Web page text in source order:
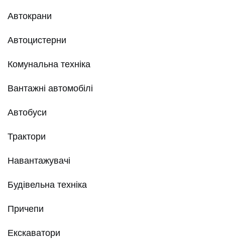
Автокрани
Автоцистерни
Комунальна техніка
Вантажні автомобілі
Автобуси
Трактори
Навантажувачі
Будівельна техніка
Причепи
Екскаватори